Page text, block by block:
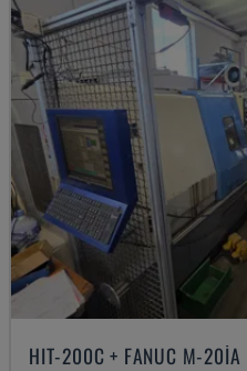
HIT-200C + FANUC M-20IA